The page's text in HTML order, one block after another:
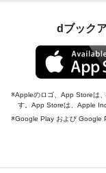
dブック
Appleのロゴ、App Storeは
す。App Storeは、Apple
Google Play および Google